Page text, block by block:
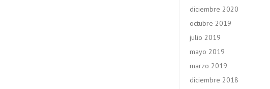
diciembre 2020
octubre 2019
julio 2019
mayo 2019
marzo 2019
diciembre 2018